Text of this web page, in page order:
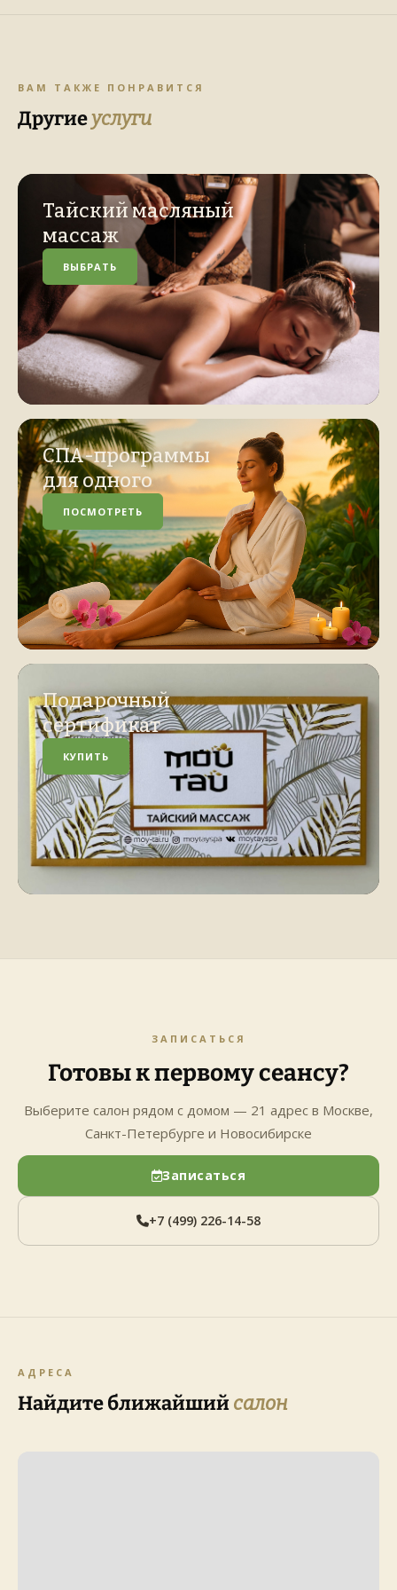
ВАМ ТАКЖЕ ПОНРАВИТСЯ
Другиеуслуги
Тайский масляный
массаж
ВЫБРАТЬ
СПА-программы
для одного
ПОСМОТРЕТЬ
Подарочный
сертификат
КУПИТЬ
ЗАПИСАТЬСЯ
Готовы к первому сеансу?
Выберите салон рядом с домом — 21 адрес в Москве,
Санкт-Петербурге и Новосибирске
Записаться
+7 (499) 226-14-58
АДРЕСА
Найдите ближайшийсалон